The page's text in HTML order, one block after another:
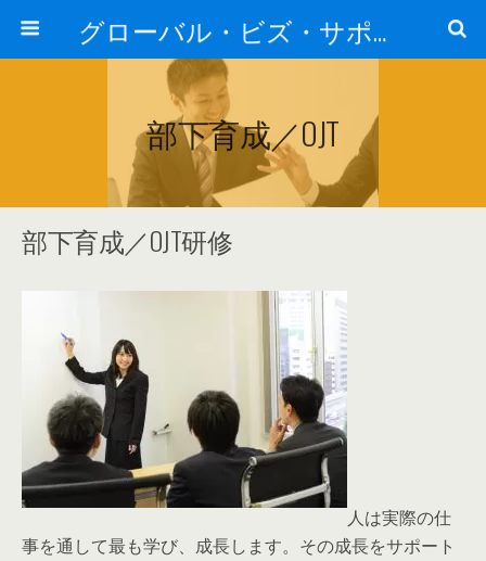
グローバル・ビズ・サポート株式会社
部下育成／OJT
部下育成／OJT研修
人は実際の仕
事を通して最も学び、成長します。その成長をサポート